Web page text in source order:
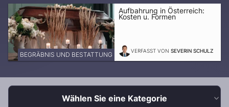
BEGRÄBNIS UND BESTATTUNG
Aufbahrung in Österreich:
Kosten u. Formen
VERFASST VON SEVERIN SCHULZ
Wählen Sie eine Kategorie